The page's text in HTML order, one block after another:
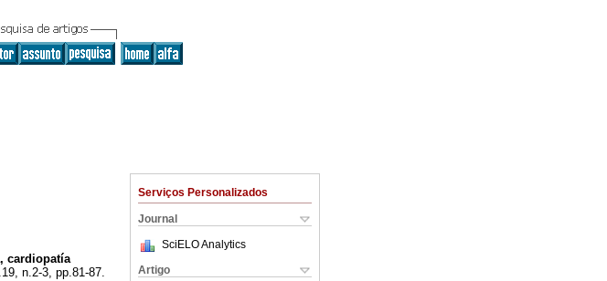
Serviços Personalizados
Journal
SciELO Analytics
Artigo
cardiopatía
n.2-3, pp.81-87.